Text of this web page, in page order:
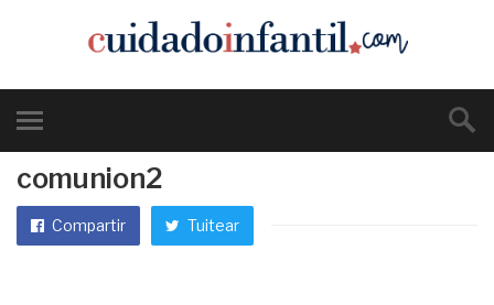
comunion2
Compartir Tuitear